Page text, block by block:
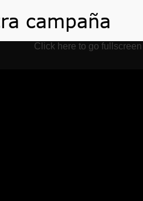
TE AYUDAMOS
Click here to go fullscreen